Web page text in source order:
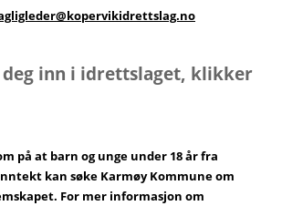
deg inn i idrettslaget, klikker
på at barn og unge under 18 år fra
kan søke Karmøy Kommune om
For mer informasjon om